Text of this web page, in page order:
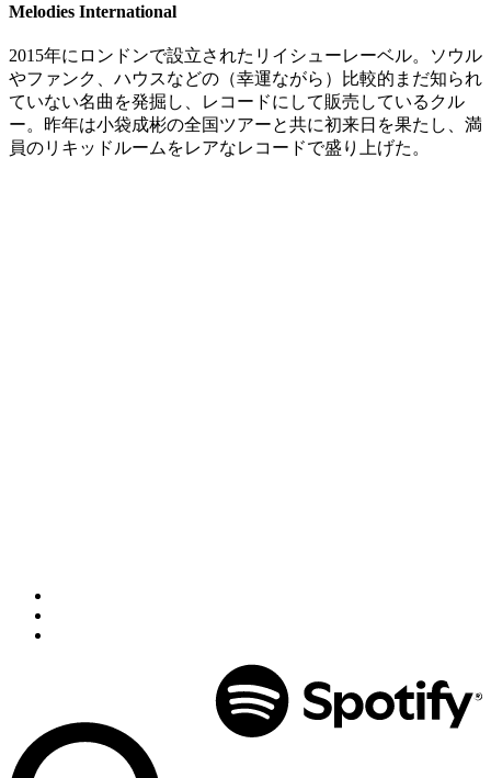
Melodies International
2015年にロンドンで設立されたリイシューレーベル。ソウル
やファンク、ハウスなどの（幸運ながら）比較的まだ知られ
ていない名曲を発掘し、レコードにして販売しているクル
ー。昨年は小袋成彬の全国ツアーと共に初来日を果たし、満
員のリキッドルームをレアなレコードで盛り上げた。